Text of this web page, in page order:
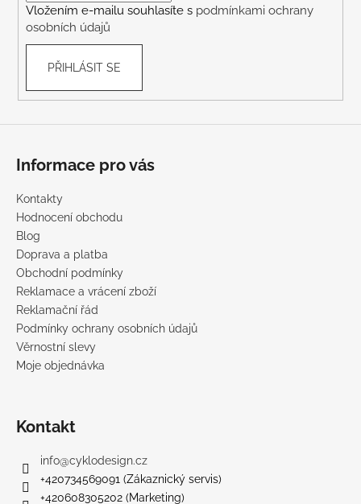
Vložením e-mailu souhlasíte s podmínkami ochrany
osobních údajů
PŘIHLÁSIT SE
Informace pro vás
Kontakty
Hodnocení obchodu
Blog
Doprava a platba
Obchodní podmínky
Reklamace a vrácení zboží
Reklamační řád
Podmínky ochrany osobních údajů
Věrnostní slevy
Moje objednávka
Kontakt
info@cyklodesign.cz
+420734569091 (Zákaznický servis)
+420608305202 (Marketing)